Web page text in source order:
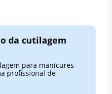
da cutilagem
para manicures
profissional de